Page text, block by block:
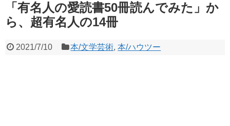
「有名人の愛読書50冊読んでみた」か
ら、超有名人の14冊
2021/7/10 本/文学芸術,本/ハウツー